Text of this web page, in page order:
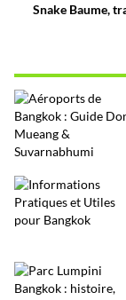
Snake Baume,